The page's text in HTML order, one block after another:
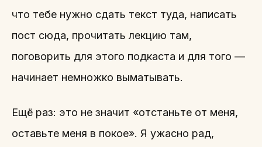
что тебе нужно сдать текст туда, написать
пост сюда, прочитать лекцию там,
поговорить для этого подкаста и для того —
начинает немножко выматывать.
Ещё раз: это не значит «отстаньте от меня,
оставьте меня в покое». Я ужасно рад,